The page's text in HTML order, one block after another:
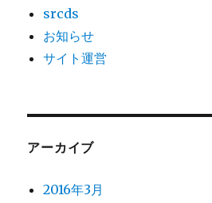
srcds
お知らせ
サイト運営
アーカイブ
2016年3月